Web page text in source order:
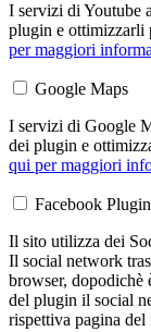
I servizi di Youtube
plugin e ottimizzarli
per maggiori
Google Maps
I servizi di Google
dei plugin e
qui per maggiori
Facebook Plugin
Il sito utilizza dei
Il social network
browser, dopodichè
del plugin il social
rispettiva pagina del